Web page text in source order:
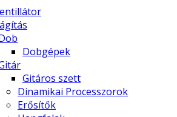
Dobgépek
Gitáros szett
Dinamikai Processzorok
Erősítők